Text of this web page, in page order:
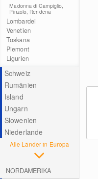
Madonna di Campiglio,
Pinzolo, Rendena
Lombardei
Venetien
Toskana
Piemont
Ligurien
Schweiz
Rumänien
Island
Ungarn
Slowenien
Niederlande
Alle Länder in Europa
NORDAMERIKA